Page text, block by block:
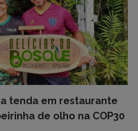
tenda em restaurante
de olho na COP30